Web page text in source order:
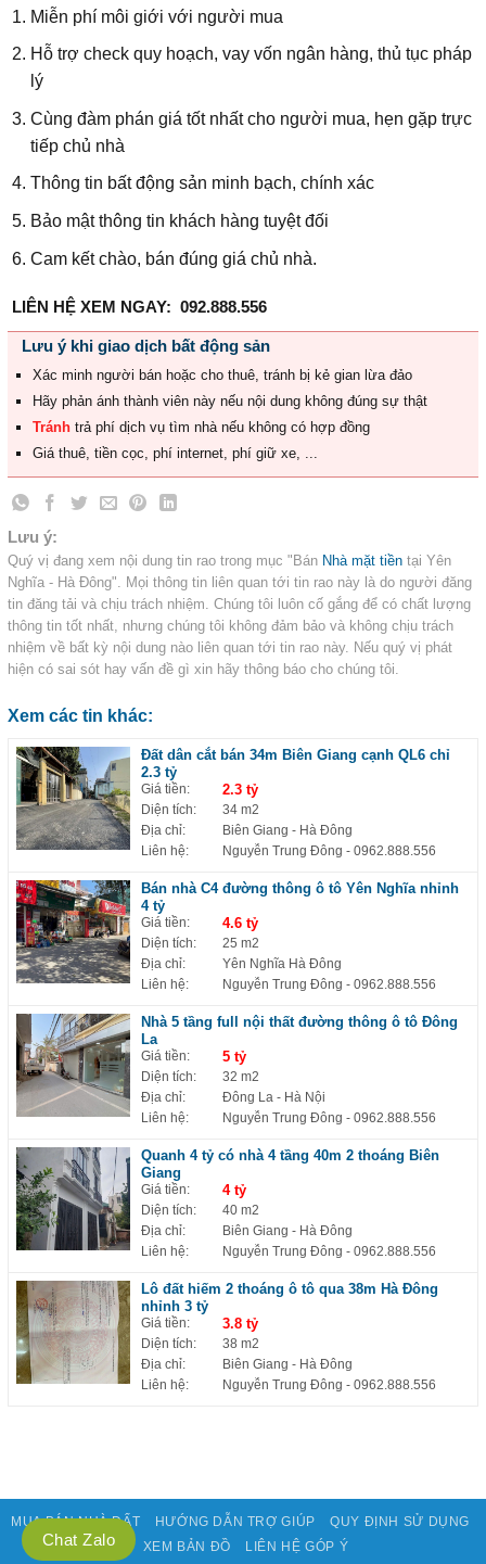
Miễn phí môi giới với người mua
Hỗ trợ check quy hoạch, vay vốn ngân hàng, thủ tục pháp
lý
Cùng đàm phán giá tốt nhất cho người mua, hẹn gặp trực
tiếp chủ nhà
Thông tin bất động sản minh bạch, chính xác
Bảo mật thông tin khách hàng tuyệt đối
Cam kết chào, bán đúng giá chủ nhà.
LIÊN HỆ XEM NGAY: 092.888.556
Lưu ý khi giao dịch bất động sản
Xác minh người bán hoặc cho thuê, tránh bị kẻ gian lừa đảo
Hãy phản ánh thành viên này nếu nội dung không đúng sự thật
Tránh trả phí dịch vụ tìm nhà nếu không có hợp đồng
Giá thuê, tiền cọc, phí internet, phí giữ xe, ...
Lưu ý:
Quý vị đang xem nội dung tin rao trong mục "Bán Nhà mặt tiền tại Yên
Nghĩa - Hà Đông". Mọi thông tin liên quan tới tin rao này là do người đăng
tin đăng tải và chịu trách nhiệm. Chúng tôi luôn cố gắng để có chất lượng
thông tin tốt nhất, nhưng chúng tôi không đảm bảo và không chịu trách
nhiệm về bất kỳ nội dung nào liên quan tới tin rao này. Nếu quý vị phát
hiện có sai sót hay vấn đề gì xin hãy thông báo cho chúng tôi.
Xem các tin khác:
Đất dân cắt bán 34m Biên Giang cạnh QL6 chỉ
2.3 tỷ
Giá tiền: 2.3 tỷ
Diện tích:
34 m2
Địa chỉ:
Biên Giang - Hà Đông
Liên hệ:
Nguyễn Trung Đông - 0962.888.556
Bán nhà C4 đường thông ô tô Yên Nghĩa nhỉnh
4 tỷ
Giá tiền: 4.6 tỷ
Diện tích:
25 m2
Địa chỉ:
Yên Nghĩa Hà Đông
Liên hệ:
Nguyễn Trung Đông - 0962.888.556
Nhà 5 tầng full nội thất đường thông ô tô Đông
La
Giá tiền: 5 tỷ
Diện tích:
32 m2
Địa chỉ:
Đông La - Hà Nội
Liên hệ:
Nguyễn Trung Đông - 0962.888.556
Quanh 4 tỷ có nhà 4 tầng 40m 2 thoáng Biên
Giang
Giá tiền: 4 tỷ
Diện tích:
40 m2
Địa chỉ:
Biên Giang - Hà Đông
Liên hệ:
Nguyễn Trung Đông - 0962.888.556
Lô đất hiếm 2 thoáng ô tô qua 38m Hà Đông
nhỉnh 3 tỷ
Giá tiền: 3.8 tỷ
Diện tích:
38 m2
Địa chỉ:
Biên Giang - Hà Đông
Liên hệ:
Nguyễn Trung Đông - 0962.888.556
MUA BÁN NHÀ ĐẤT HƯỚNG DẪN TRỢ GIÚP
QUY ĐỊNH SỬ DỤNG
XEM BẢN ĐỒ
LIÊN HỆ GÓP Ý
Chat Zalo